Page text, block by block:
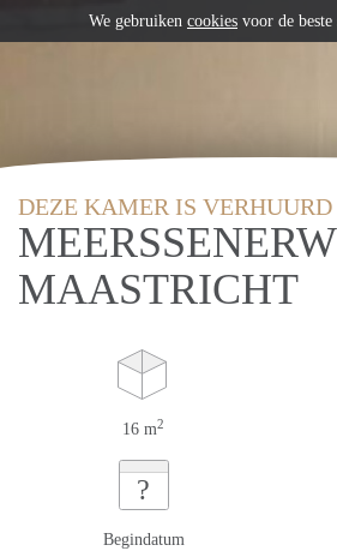
DEZE KAMER IS VERHUURD
MAASTRICHT
16 m2
?
Begindatum
We gebruiken cookies voor de beste